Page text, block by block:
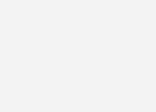
korrigieren zu lassen oder
selbst zu generieren.
Arbeitsanweisungen
die wenig oder
Sprache übersetzt